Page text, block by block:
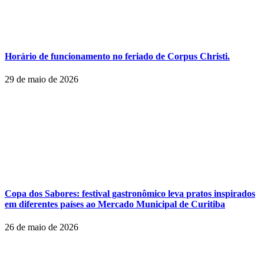
Horário de funcionamento no feriado de Corpus Christi.
29 de maio de 2026
Copa dos Sabores: festival gastronômico leva pratos inspirados
em diferentes países ao Mercado Municipal de Curitiba
26 de maio de 2026